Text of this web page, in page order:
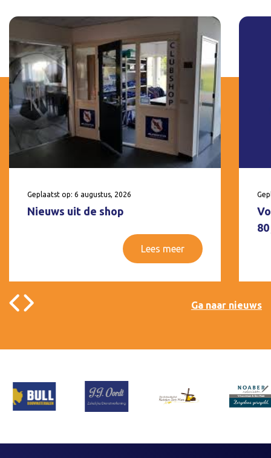
Geplaatst op: 6 augustus, 2026
Nieuws uit de shop
Lees meer
Ga naar nieuws